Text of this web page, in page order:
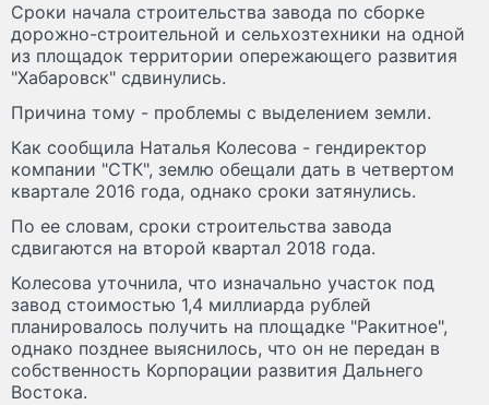
Сроки начала строительства завода по сборке
дорожно-строительной и сельхозтехники на одной
из площадок территории опережающего развития
"Хабаровск" сдвинулись.
Причина тому - проблемы с выделением земли.
Как сообщила Наталья Колесова - гендиректор
компании "СТК", землю обещали дать в четвертом
квартале 2016 года, однако сроки затянулись.
По ее словам, сроки строительства завода
сдвигаются на второй квартал 2018 года.
Колесова уточнила, что изначально участок под
завод стоимостью 1,4 миллиарда рублей
планировалось получить на площадке "Ракитное",
однако позднее выяснилось, что он не передан в
собственность Корпорации развития Дальнего
Востока.